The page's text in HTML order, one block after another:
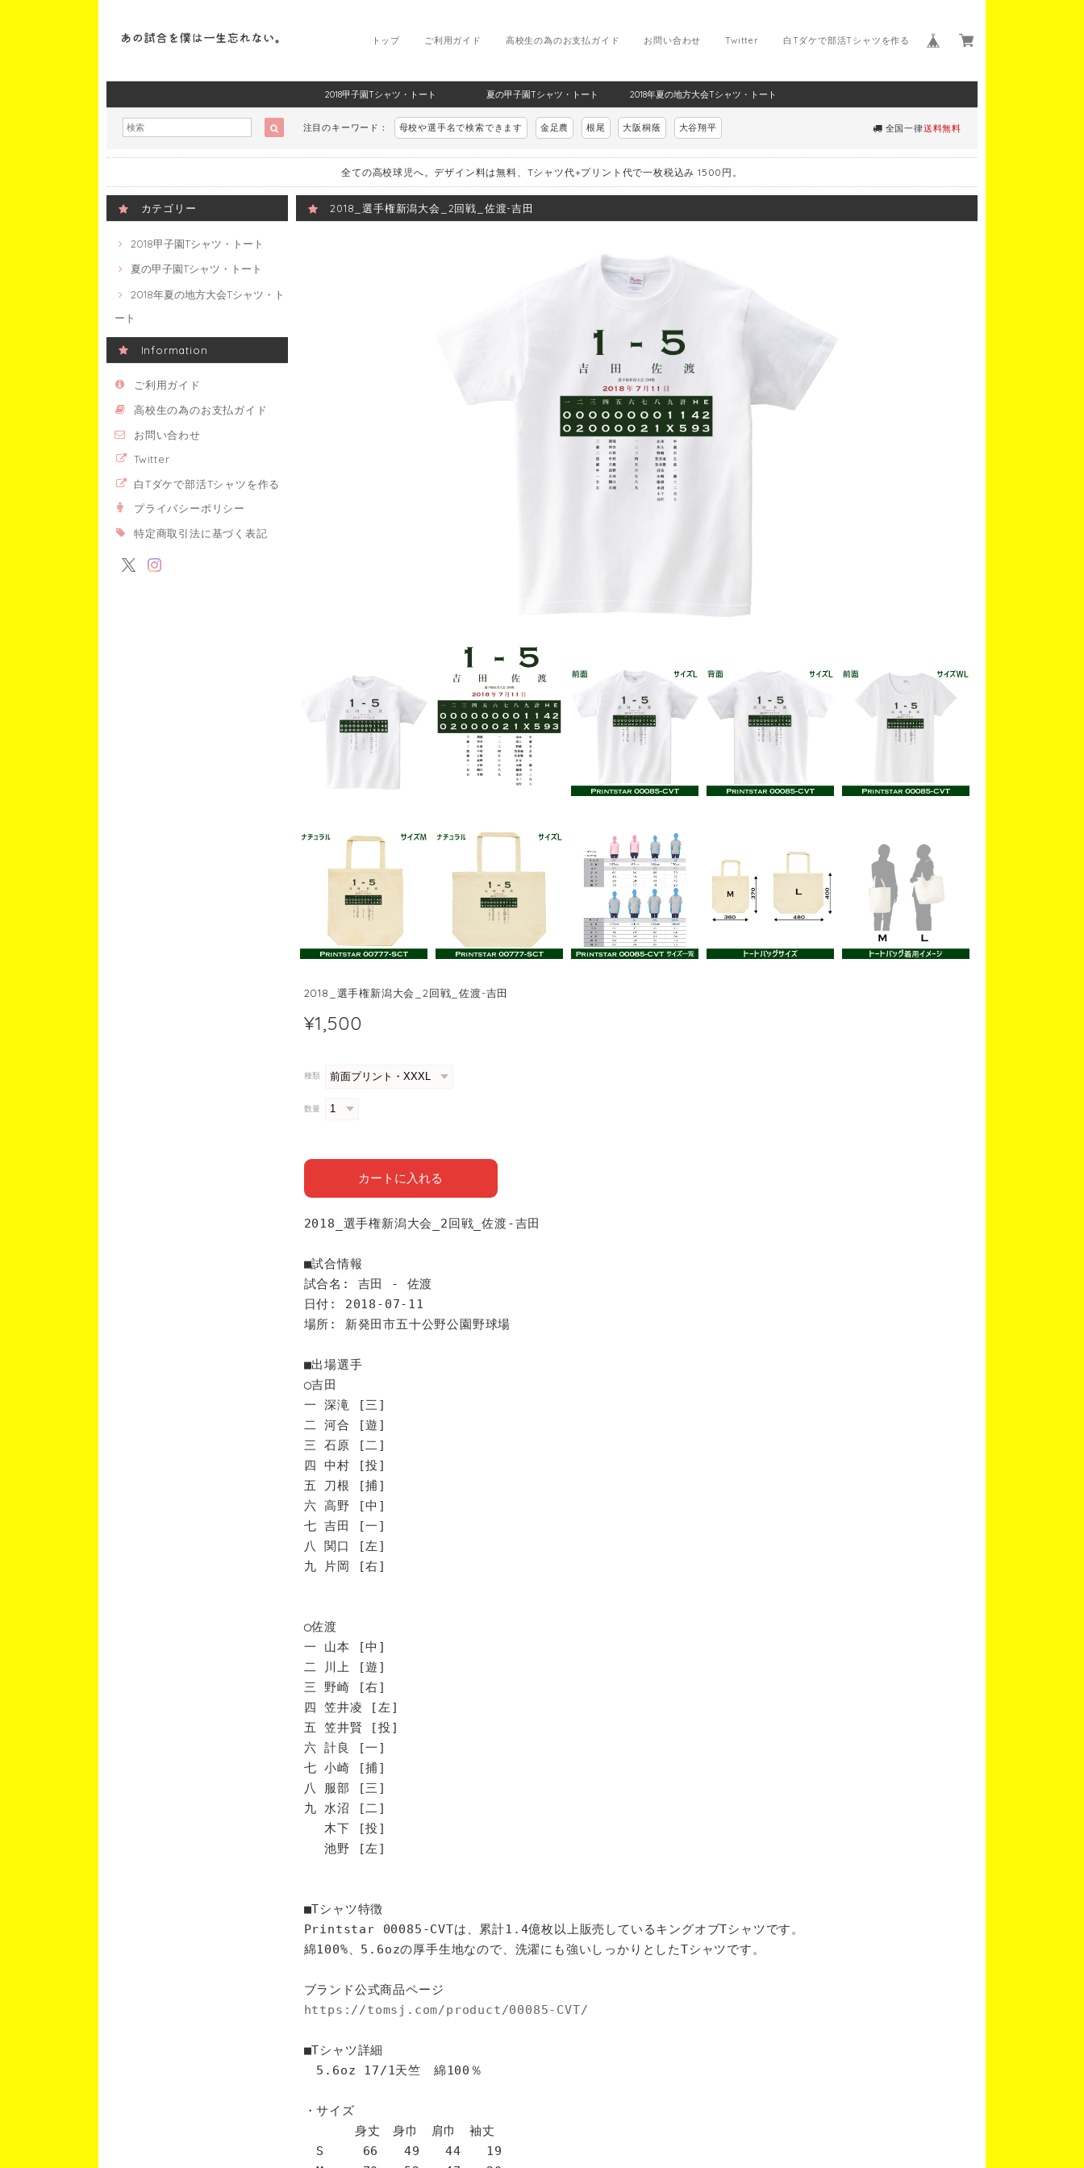
白Tダケで部活Tシャツを作る
Twitter
お問い合わせ
高校生の為のお支払ガイド
ご利用ガイド
トップ
2018甲子園Tシャツ・トート 夏の甲子園Tシャツ・トート 2018年夏の地方大会Tシャツ・トート
注目のキーワード： 母校や選手名で検索できます 金足農 根尾 大阪桐蔭 大谷翔平 全国一律送料無料
全ての高校球児へ。デザイン料は無料、Tシャツ代+プリント代で一枚税込み 1500円。
カテゴリー
2018甲子園Tシャツ・トート
夏の甲子園Tシャツ・トート
2018年夏の地方大会Tシャツ・ト
ート
Information
ご利用ガイド
高校生の為のお支払ガイド
お問い合わせ
Twitter
白Tダケで部活Tシャツを作る
プライバシーポリシー
特定商取引法に基づく表記
2018_選手権新潟大会_2回戦_佐渡-吉田
2018_選手権新潟大会_2回戦_佐渡-吉田
¥1,500
種類
数量
カートに入れる
2018_選手権新潟大会_2回戦_佐渡-吉田
■試合情報
試合名: 吉田 - 佐渡
日付: 2018-07-11
場所: 新発田市五十公野公園野球場
■出場選手
◯吉田
一 深滝 [三]
二 河合 [遊]
三 石原 [二]
四 中村 [投]
五 刀根 [捕]
六 高野 [中]
七 吉田 [一]
八 関口 [左]
九 片岡 [右]
◯佐渡
一 山本 [中]
二 川上 [遊]
三 野崎 [右]
四 笠井凌 [左]
五 笠井賢 [投]
六 計良 [一]
七 小崎 [捕]
八 服部 [三]
九 水沼 [二]
木下 [投]
池野 [左]
■Tシャツ特徴
Printstar 00085-CVTは、累計1.4億枚以上販売しているキングオブTシャツです。
綿100%、5.6ozの厚手生地なので、洗濯にも強いしっかりとしたTシャツです。
ブランド公式商品ページ
https://tomsj.com/product/00085-CVT/
■Tシャツ詳細
5.6oz 17/1天竺 綿100％
・サイズ
身丈 身巾 肩巾 袖丈
S 66 49 44 19